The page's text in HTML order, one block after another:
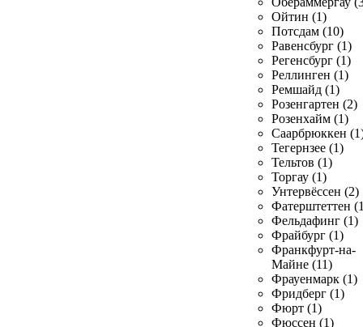
Ойтин (1)
Потсдам (10)
Равенсбург (1)
Регенсбург (1)
Реллинген (1)
Ремшайд (1)
Розенгартен (2)
Розенхайм (1)
Саарбрюккен
Тегернзее (1)
Тельтов (1)
Торгау (1)
Унтервёссен (2)
Фатерштеттен
Фельдафинг (1)
Фрайбург (1)
Франкфурт-на-
Майне (11)
Фрауенмарк (1)
Фридберг (1)
Фюрт (1)
Фюссен (1)